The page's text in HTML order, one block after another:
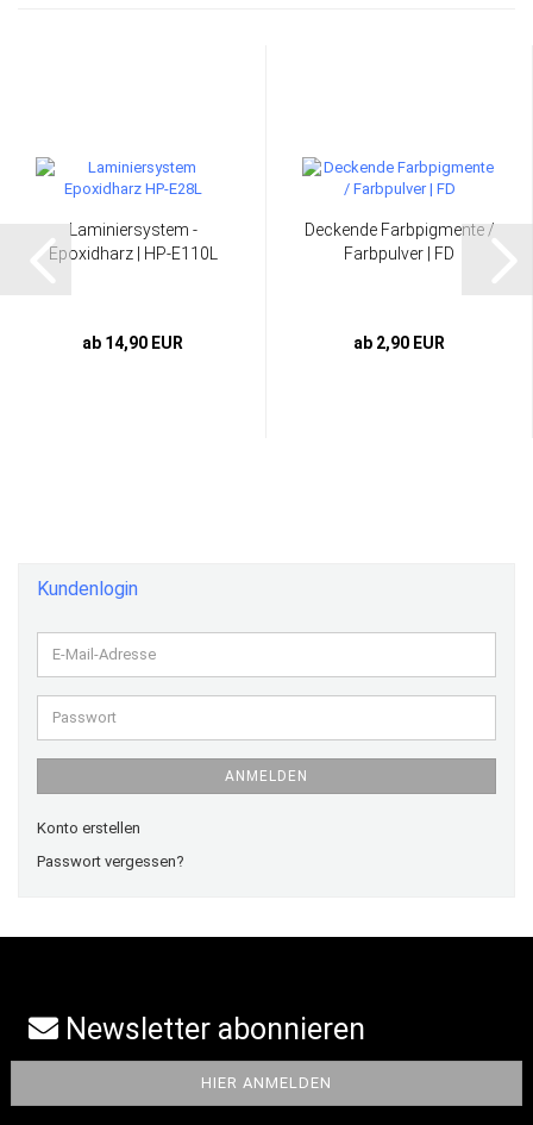
Laminiersystem -
Epoxidharz | HP-E110L
ab 14,90 EUR
Deckende Farbpigmente /
Farbpulver | FD
ab 2,90 EUR
Kundenlogin
E-
Mail-
Adresse
Passwort
ANMELDEN
Konto erstellen
Passwort vergessen?
Newsletter abonnieren